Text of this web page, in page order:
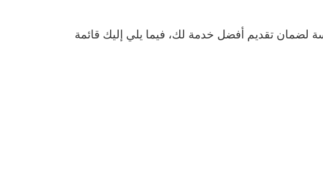
لضمان تقديم أفضل خدمة لك، فيما يلي إليك قائمة